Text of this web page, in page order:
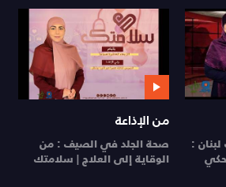
:
حكي
من الإذاعة
صحة الجلد في الصيف : من
الوقاية إلى العلاج | سلامتك